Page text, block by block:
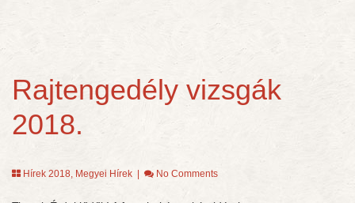
Rajtengedély vizsgák
2018.
Hírek 2018, Megyei Hírek No Comments